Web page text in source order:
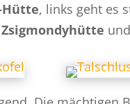
Hütte, links geht es
Zsigmondyhütte